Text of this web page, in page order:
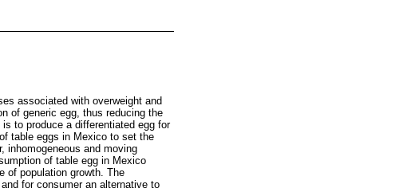
associated with overweight and
of generic egg, thus reducing the
to produce a differentiated egg for
table eggs in Mexico to set the
inhomogeneous and moving
of table egg in Mexico
of population growth. The
for consumer an alternative to